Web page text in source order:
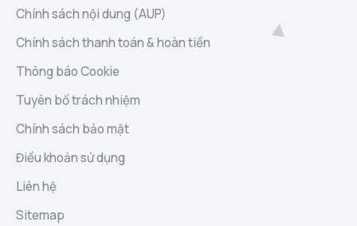
Chính sách nội dung (AUP)
Chính sách thanh toán & hoàn tiền
Thông báo Cookie
Tuyên bố trách nhiệm
Chính sách bảo mật
Điều khoản sử dụng
Liên hệ
Sitemap